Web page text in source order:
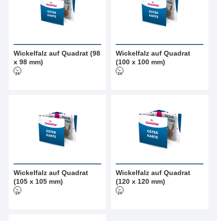
Wickelfalz auf Quadrat (98
x 98 mm)
Wickelfalz auf Quadrat
(100 x 100 mm)
Wickelfalz auf Quadrat
(105 x 105 mm)
Wickelfalz auf Quadrat
(120 x 120 mm)